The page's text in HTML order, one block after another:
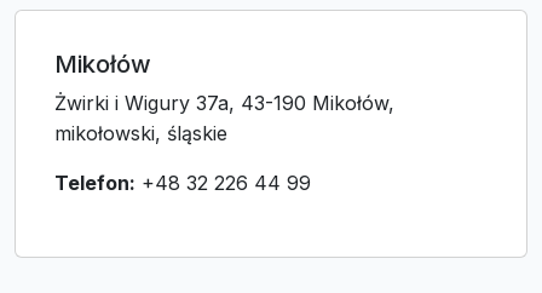
Mikołów
Żwirki i Wigury 37a, 43-190 Mikołów,
mikołowski, śląskie
Telefon: +48 32 226 44 99